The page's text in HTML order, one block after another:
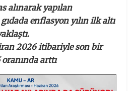
alınarak yapılan
enflasyon yılın ilk altı
2026 itibariyle son bir
oranında arttı